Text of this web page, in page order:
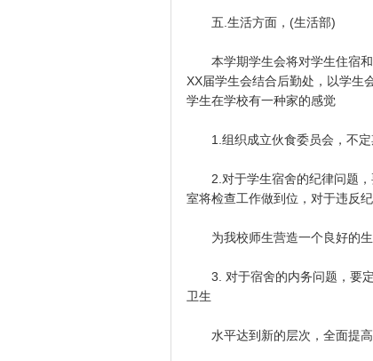
五.生活方面，(生活部)
本学期学生会将对学生住宿和
XX届学生会结合后勤处，以学生
学生在学校有一种家的感觉
1.组织成立伙食委员会，不定
2.对于学生宿舍的纪律问题，
室将检查工作做到位，对于违反纪
为我校师生营造一个良好的生
3. 对于宿舍的内务问题，要定
卫生
水平达到新的层次，全面提高